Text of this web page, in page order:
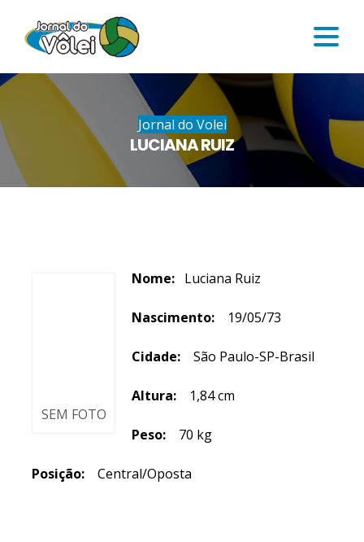
Jornal do Volei
LUCIANA RUIZ
SEM FOTO
Nome: Luciana Ruiz
Nascimento: 19/05/73
Cidade: São Paulo-SP-Brasil
Altura: 1,84 cm
Peso: 70 kg
Posição: Central/Oposta